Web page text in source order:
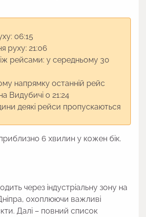
06:15
руху: 21:06
рейсами: у середньому 30
напрямку останній рейс
Видубичі о 21:24
деякі рейси пропускаються
6 хвилин у кожен бік.
через індустріальну зону на
охоплюючи важливі
Далі – повний список